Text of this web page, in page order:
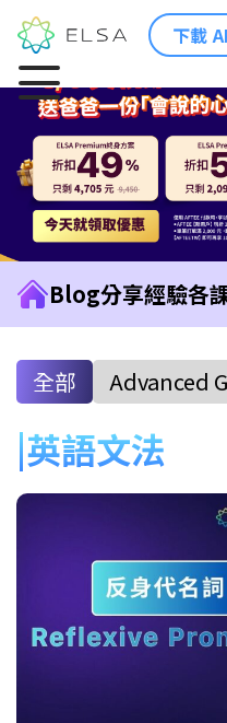
下載
Blog分享經驗各
全部 Advanced
英語文法